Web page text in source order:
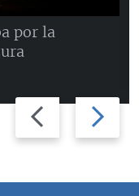
Previous
slide
Next
slide
por la